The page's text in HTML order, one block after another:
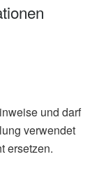
und darf
verwendet
ersetzen.